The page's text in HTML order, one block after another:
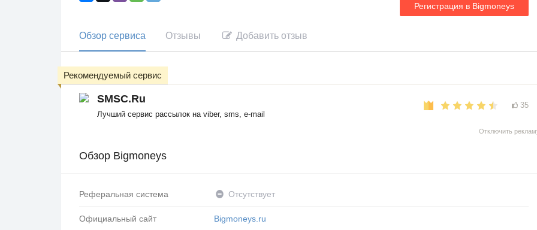
Регистрация в Bigmoneys
Обзор сервиса Отзывы Добавить отзыв
SMSC.Ru
Лучший сервис рассылок на viber, sms, e-mail
35
Рекомендуемый сервис
Отключить
Обзор Bigmoneys
Реферальная система Отсутствует
Официальный сайт Bigmoneys.ru